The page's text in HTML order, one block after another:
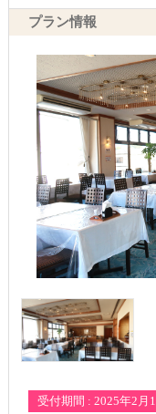
プラン情報
受付期間 : 2025年2月